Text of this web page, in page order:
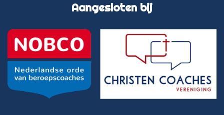
Aangesloten bij